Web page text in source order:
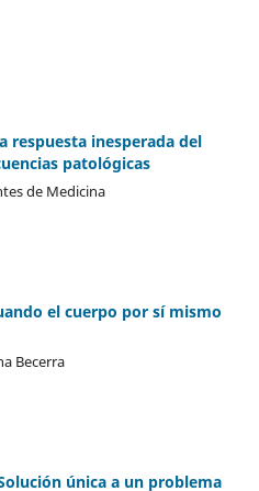
respuesta inesperada del
patológicas
de Medicina
el cuerpo por sí mismo
Becerra
única a un problema